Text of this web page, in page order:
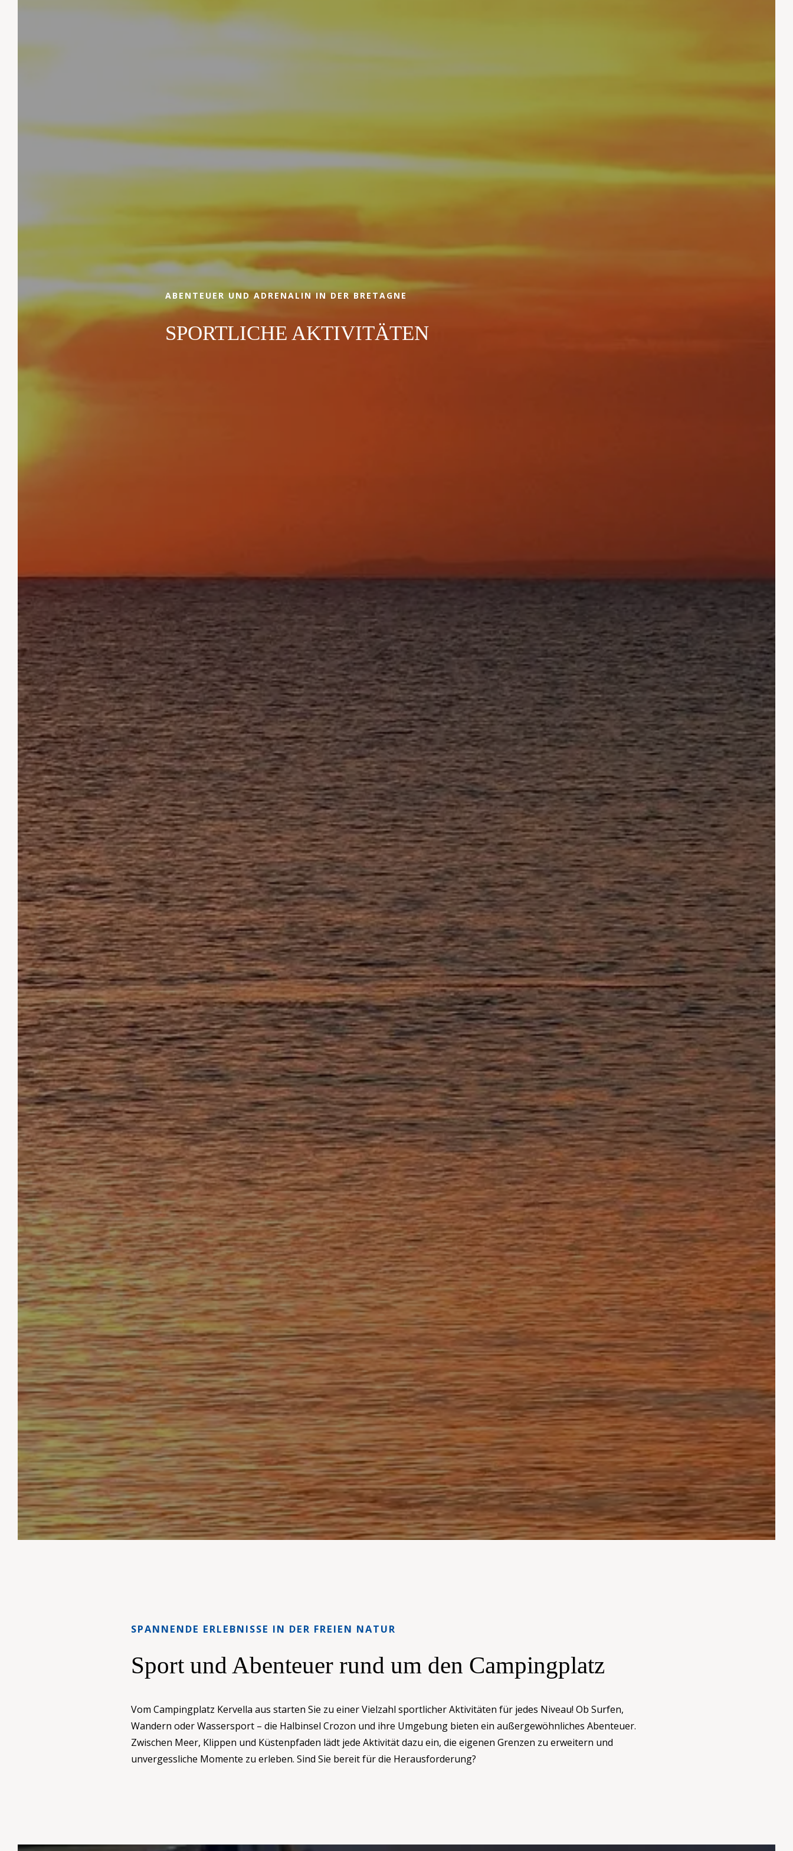
WILLKOMMEN UNSER CAMPINGPLATZ
UNSERE
UNTERKÜNFTE
UNSER WASSERBEREICH
ERKUNDEN SIE DIE
UMGEBUNG
DÖRFER ZUM ENTDECKEN
ATEMBERAUBENDE
AUSSICHTEN
KULTURBESUCHE
SPORTLICHE
AKTIVITÄTEN
Aufenthalt
Bereit für einen unvergesslichen Urlaub?
Kontaktieren Sie uns für weitere
Informationen oder um Ihren Aufenthalt in
der Bretagne zu planen.
ABENTEUER UND ADRENALIN IN DER BRETAGNE
SPORTLICHE AKTIVITÄTEN
SPANNENDE ERLEBNISSE IN DER FREIEN NATUR
Sport und Abenteuer rund um den Campingplatz
Vom Campingplatz Kervella aus starten Sie zu einer Vielzahl sportlicher Aktivitäten für jedes Niveau! Ob Surfen,
Wandern oder Wassersport – die Halbinsel Crozon und ihre Umgebung bieten ein außergewöhnliches Abenteuer.
Zwischen Meer, Klippen und Küstenpfaden lädt jede Aktivität dazu ein, die eigenen Grenzen zu erweitern und
unvergessliche Momente zu erleben. Sind Sie bereit für die Herausforderung?